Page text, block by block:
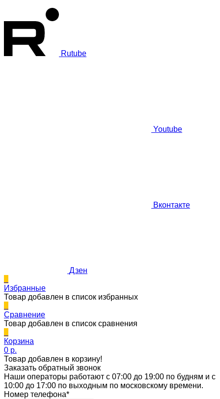
Rutube
Youtube
Вконтакте
Дзен
Избранные
Товар добавлен в список избранных
Сравнение
Товар добавлен в список сравнения
Корзина
0 p.
Товар добавлен в корзину!
Заказать обратный звонок
Наши операторы работают с 07:00 до 19:00 по будням и с
10:00 до 17:00 по выходным по московскому времени.
Номер телефона*